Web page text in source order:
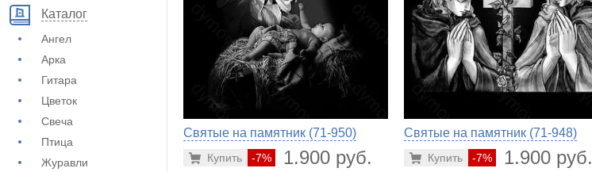
Каталог
Ангел
Арка
Гитара
Цветок
Свеча
Птица
Журавли
Святые на памятник (71-950)
-7% 1.900 руб.
Купить
Святые на памятник (71-948)
-7% 1.900 руб.
Купить